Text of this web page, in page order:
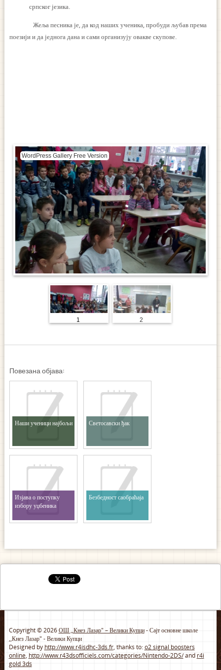
српског језика.
Жеља песника је, да код наших ученика, пробуди љубав према
поезији и да једнога дана и сами организују овакве скупове.
WordPress Gallery Free Version
1 2
Повезана објава:
Наши ученици најбољи Светосавски ђак
Изјава о поступку
избору уџбеника
Безбедност саобраћаја
Copyright © 2026ОШ ,,Кнез Лазар" – Велики Купци- Сајт основне школе
,,Кнез Лазар" - Велики Купци
Designed by http://www.r4isdhc-3ds.fr, thanks to:o2 signal boosters
online, http://www.r43dsofficiels.com/categories/Nintendo-2DS/and r4i
gold 3ds